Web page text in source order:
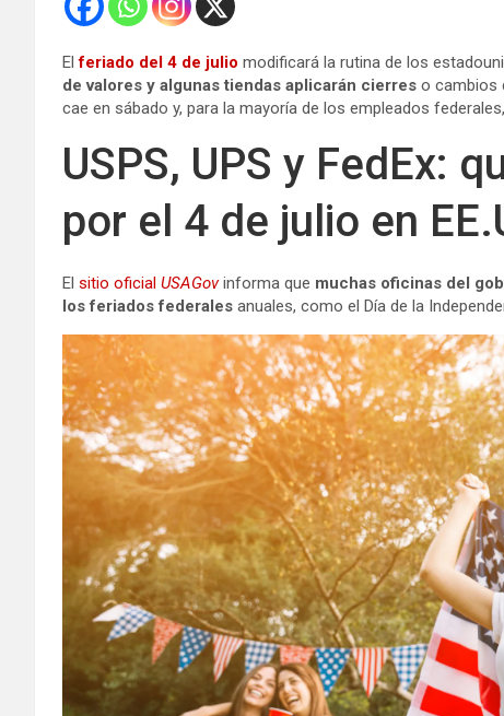
El feriado del 4 de julio modificará la rutina de los
de valores y algunas tiendas aplicarán cierres o cambios
cae en sábado y, para la mayoría de los empleados
USPS, UPS y FedEx:
por el 4 de julio en
El sitio oficial USAGovinforma que muchas oficinas del
los feriados federales anuales, como el Día de la